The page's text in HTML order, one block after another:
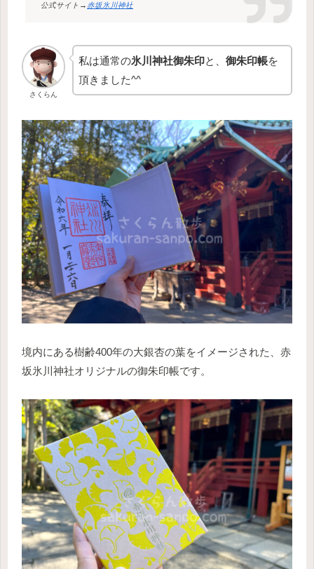
公式サイト→赤坂氷川神社
さくらん
私は通常の氷川神社御朱印と、 御朱印帳を
頂きました^^
境内にある樹齢400年の大銀杏の葉をイメージされた、赤
坂氷川神社オリジナルの御朱印帳です。